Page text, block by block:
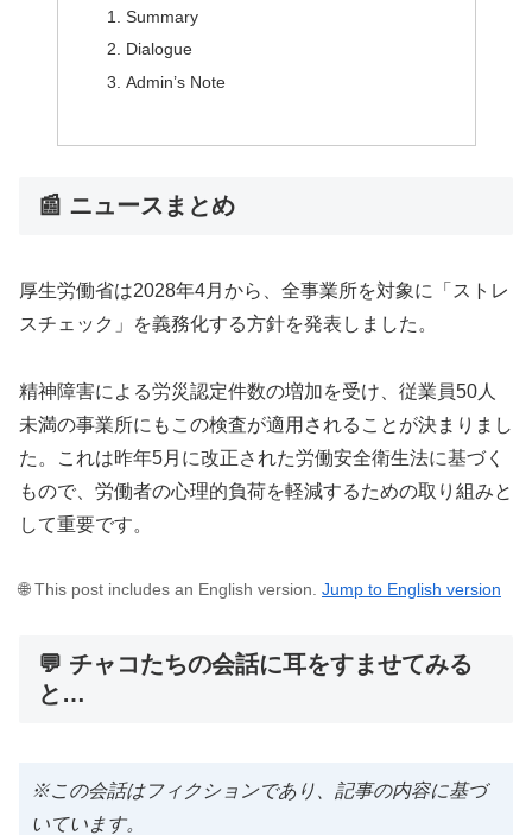
Summary
Dialogue
Admin’s Note
📰 ニュースまとめ
厚生労働省は2028年4月から、全事業所を対象に「ストレ
スチェック」を義務化する方針を発表しました。
精神障害による労災認定件数の増加を受け、従業員50人
未満の事業所にもこの検査が適用されることが決まりまし
た。これは昨年5月に改正された労働安全衛生法に基づく
もので、労働者の心理的負荷を軽減するための取り組みと
して重要です。
🌐 This post includes an English version. Jump to English version
💬 チャコたちの会話に耳をすませてみる
と…
※この会話はフィクションであり、記事の内容に基づ
いています。